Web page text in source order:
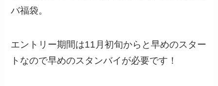
バ福袋。
エントリー期間は11月初旬からと早めのスター
トなので早めのスタンバイが必要です！